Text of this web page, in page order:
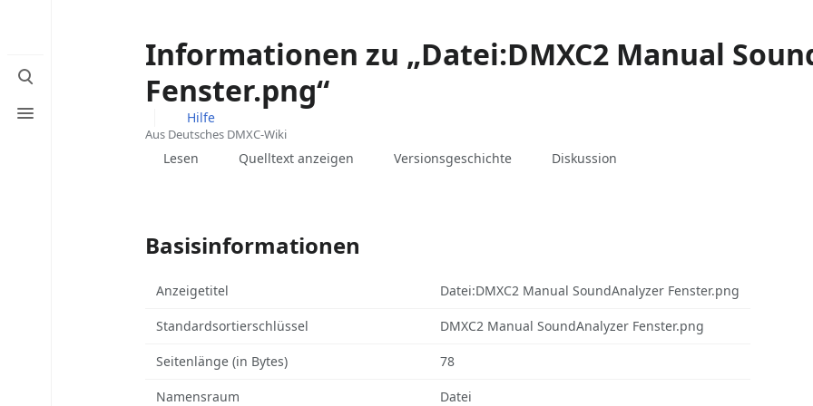
Suche
umschalten
Menü
umschalten
Informationen zu „Datei:DMXC2 Manual
Fenster.png“
Hilfe
Aus Deutsches DMXC-Wiki
Lesen Quelltext anzeigen Versionsgeschichte
associated-
pages
DateiDiskussion
Basisinformationen
Anzeigetitel Datei:DMXC2 Manual SoundAnalyzer Fenster.png
Standardsortierschlüssel DMXC2 Manual SoundAnalyzer Fenster.png
Seitenlänge (in Bytes) 78
Namensraum Datei